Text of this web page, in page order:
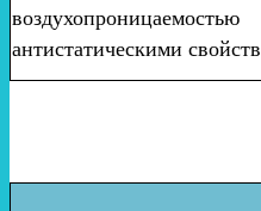
антистатическими